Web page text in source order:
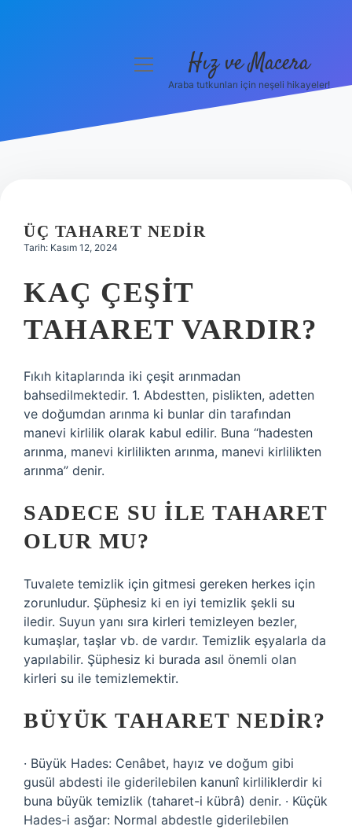
Hakkımızda
menüyü
Hız ve Macera
Araba tutkunları için neşeli hikayeler!
ÜÇ TAHARET NEDIR
Tarih: Kasım 12, 2024
KAÇ ÇEŞIT
TAHARET VARDIR?
Fıkıh kitaplarında iki çeşit arınmadan
bahsedilmektedir. 1. Abdestten, pislikten, adetten
ve doğumdan arınma ki bunlar din tarafından
manevi kirlilik olarak kabul edilir. Buna “hadesten
arınma, manevi kirlilikten arınma, manevi kirlilikten
arınma” denir.
SADECE SU ILE TAHARET
OLUR MU?
Tuvalete temizlik için gitmesi gereken herkes için
zorunludur. Şüphesiz ki en iyi temizlik şekli su
iledir. Suyun yanı sıra kirleri temizleyen bezler,
kumaşlar, taşlar vb. de vardır. Temizlik eşyalarla da
yapılabilir. Şüphesiz ki burada asıl önemli olan
kirleri su ile temizlemektir.
BÜYÜK TAHARET NEDIR?
· Büyük Hades: Cenâbet, hayız ve doğum gibi
gusül abdesti ile giderilebilen kanunî kirliliklerdir ki
buna büyük temizlik (taharet-i kübrâ) denir. · Küçük
Hades-i asğar: Normal abdestle giderilebilen